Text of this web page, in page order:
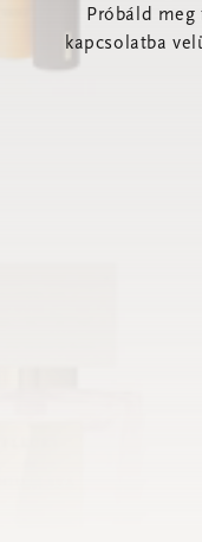
Próbáld
kapcsolatba